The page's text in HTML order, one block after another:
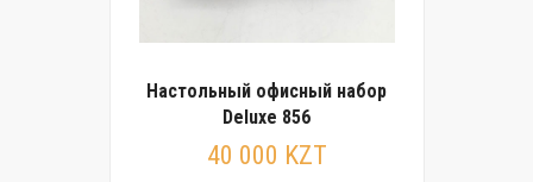
Настольный офисный набор
Deluxe 856
40 000 KZT